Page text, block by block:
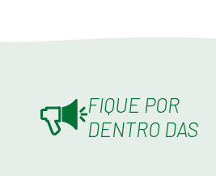
FIQUE POR
DENTRO DAS